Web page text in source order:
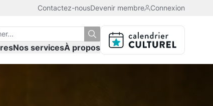
Contactez-nousDevenir membre Connexion
Nos servicesÀ propos